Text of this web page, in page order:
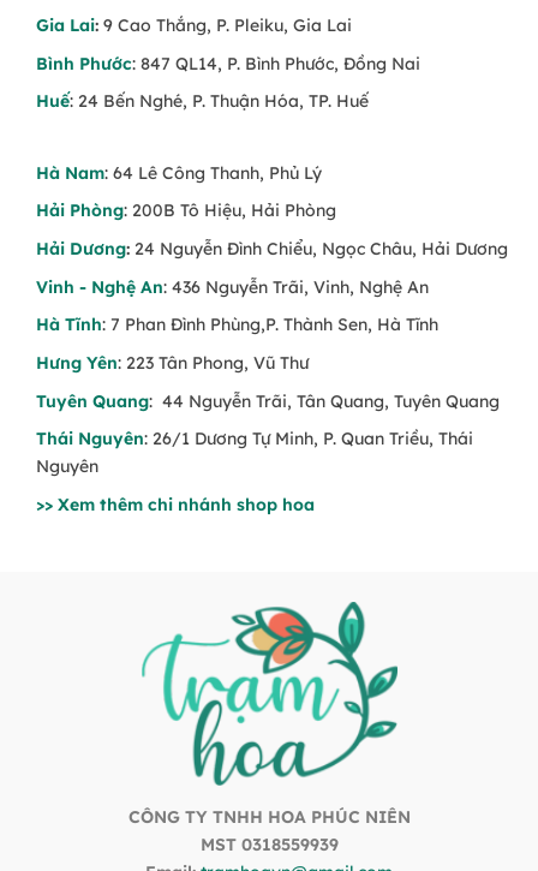
Gia Lai: 9 Cao Thắng, P. Pleiku, Gia Lai
Bình Phước: 847 QL14, P. Bình Phước, Đồng Nai
Huế: 24 Bến Nghé, P. Thuận Hóa, TP. Huế
Hà Nam: 64 Lê Công Thanh, Phủ Lý
Hải Phòng: 200B Tô Hiệu, Hải Phòng
Hải Dương: 24 Nguyễn Đình Chiểu, Ngọc Châu, Hải Dương
Vinh - Nghệ An: 436 Nguyễn Trãi, Vinh, Nghệ An
Hà Tĩnh: 7 Phan Đình Phùng,P. Thành Sen, Hà Tĩnh
Hưng Yên: 223 Tân Phong, Vũ Thư
Tuyên Quang: 44 Nguyễn Trãi, Tân Quang, Tuyên Quang
Thái Nguyên: 26/1 Dương Tự Minh, P. Quan Triều, Thái
Nguyên
>> Xem thêm chi nhánh shop hoa
CÔNG TY TNHH HOA PHÚC NIÊN
MST 0318559939